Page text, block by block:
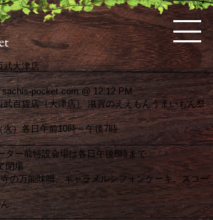
武大津店
pocket.com @ 12:12 PM
百貨店（大津店） 滋賀のええもんうまいもん祭
）各日午前10時～午後7時
ー前特設会場は各日午後8時まで
閉場
の万能味噌、キャラメルシフォンケーキ、スコー